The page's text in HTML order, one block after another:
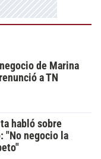
de Marina
a TN
habló sobre
"No negocio la